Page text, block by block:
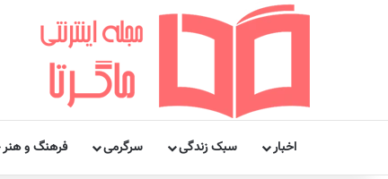
اخبار سبک زندگی سرگرمی فرهنگ و هنر